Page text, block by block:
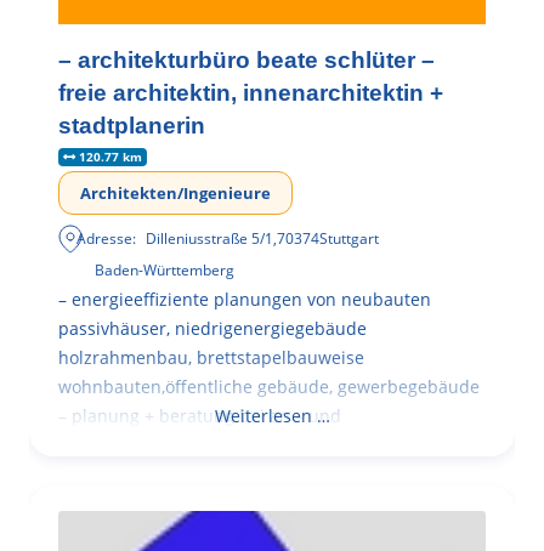
– architekturbüro beate schlüter –
freie architektin, innenarchitektin +
stadtplanerin
120.77 km
Architekten/Ingenieure
Adresse: Dilleniusstraße 5/1,70374Stuttgart
Baden-Württemberg
– energieeffiziente planungen von neubauten
passivhäuser, niedrigenergiegebäude
holzrahmenbau, brettstapelbauweise
wohnbauten,öffentliche gebäude, gewerbegebäude
– planung + beratung bei an – und
Weiterlesen …